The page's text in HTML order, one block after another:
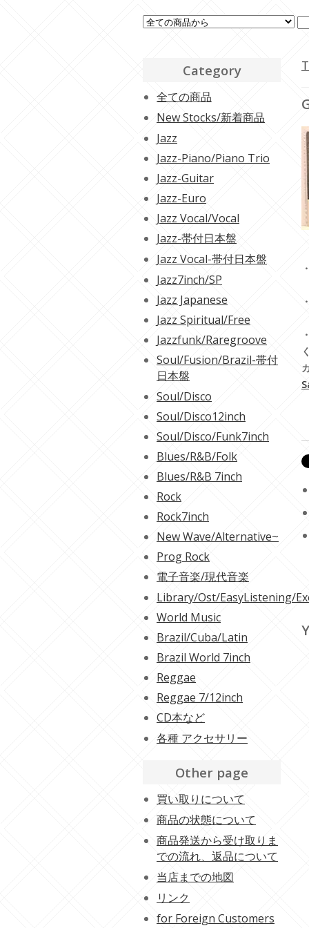
Category
全ての商品
New Stocks/新着商品
Jazz
Jazz-Piano/Piano Trio
Jazz-Guitar
Jazz-Euro
Jazz Vocal/Vocal
Jazz-帯付日本盤
Jazz Vocal-帯付日本盤
Jazz7inch/SP
Jazz Japanese
Jazz Spiritual/Free
Jazzfunk/Raregroove
Soul/Fusion/Brazil-帯付
日本盤
Soul/Disco
Soul/Disco12inch
Soul/Disco/Funk7inch
Blues/R&B/Folk
Blues/R&B 7inch
Rock
Rock7inch
New Wave/Alternative~
Prog Rock
電子音楽/現代音楽
Library/Ost/EasyListening/
World Music
Brazil/Cuba/Latin
Brazil World 7inch
Reggae
Reggae 7/12inch
CD本など
各種 アクセサリー
Other page
買い取りについて
商品の状態について
商品発送から受け取りま
での流れ、返品について
当店までの地図
リンク
for Foreign Customers